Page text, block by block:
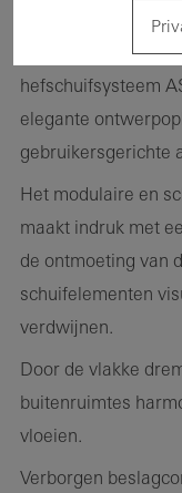
Barrièrevrijheid ,
hoogwaardig
hefschuifsysteem
elegante
gebruikersgerichte
Het modulaire en
maakt indruk met
de ontmoeting van
schuifelementen
verdwijnen.
Door de vlakke
buitenruimtes
vloeien.
Verborgen